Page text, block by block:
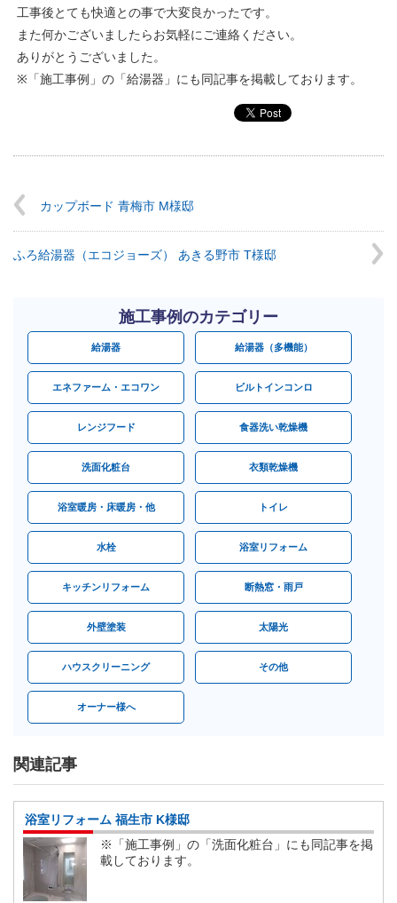
工事後とても快適との事で大変良かったです。
また何かございましたらお気軽にご連絡ください。
ありがとうございました。
※「施工事例」の「給湯器」にも同記事を掲載しております。
カップボード 青梅市 M様邸
ふろ給湯器（エコジョーズ） あきる野市 T様邸
施工事例のカテゴリー
給湯器 給湯器（多機能）
エネファーム・エコワン ビルトインコンロ
レンジフード 食器洗い乾燥機
洗面化粧台 衣類乾燥機
浴室暖房・床暖房・他 トイレ
水栓 浴室リフォーム
キッチンリフォーム 断熱窓・雨戸
外壁塗装 太陽光
ハウスクリーニング その他
オーナー様へ
関連記事
浴室リフォーム 福生市 K様邸
※「施工事例」の「洗面化粧台」にも同記事を掲
載しております。